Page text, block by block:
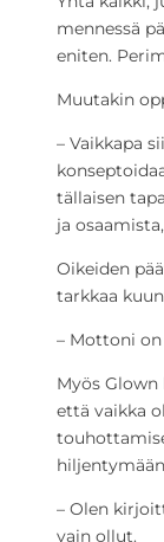
mennessä
eniten.
Muutakin
– Vaikkapa
tällaisen
ja
Oikeiden
tarkkaa
– Mottoni
Myös
että vaikka
– Olen
vain ollut.